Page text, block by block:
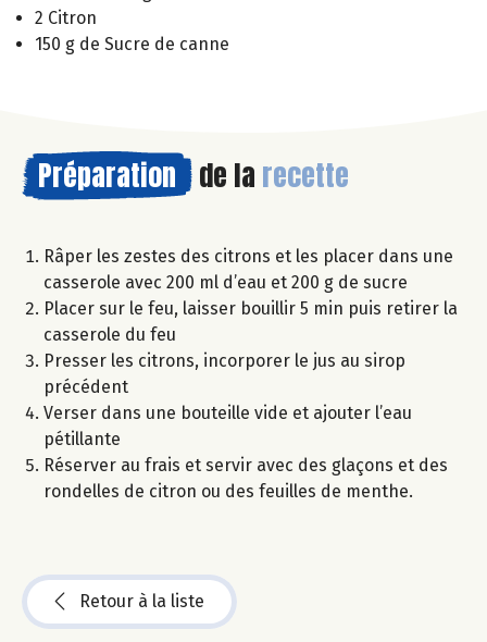
2 Citron
150 g de Sucre de canne
Préparation de la recette
Râper les zestes des citrons et les placer dans une
casserole avec 200 ml d’eau et 200 g de sucre
Placer sur le feu, laisser bouillir 5 min puis retirer la
casserole du feu
Presser les citrons, incorporer le jus au sirop
précédent
Verser dans une bouteille vide et ajouter l’eau
pétillante
Réserver au frais et servir avec des glaçons et des
rondelles de citron ou des feuilles de menthe.
Retour à la liste